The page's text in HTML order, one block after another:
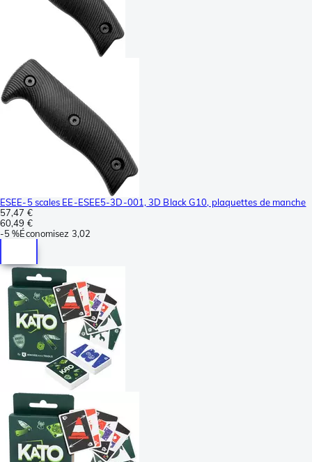
ESEE-5 scales EE-ESEE5-3D-001, 3D Black G10, plaquettes de manche
57,47 €
60,49 €
-5 %Économisez 3,02